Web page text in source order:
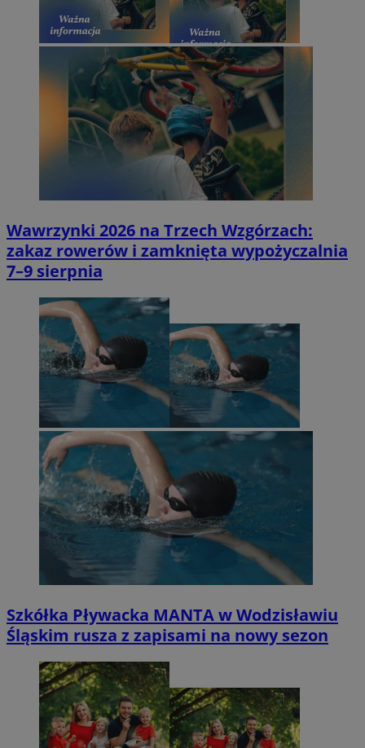
Wawrzynki 2026 na Trzech Wzgórzach:
zakaz rowerów i zamknięta wypożyczalnia
7–9 sierpnia
Szkółka Pływacka MANTA w Wodzisławiu
Śląskim rusza z zapisami na nowy sezon